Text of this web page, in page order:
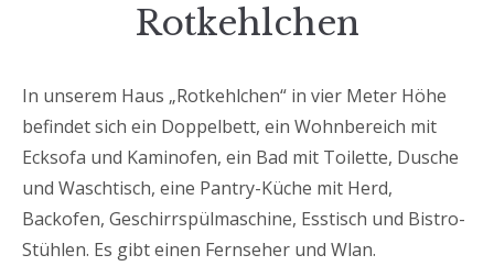
Rotkehlchen
In unserem Haus „Rotkehlchen“ in vier Meter Höhe
befindet sich ein Doppelbett, ein Wohnbereich mit
Ecksofa und Kaminofen, ein Bad mit Toilette, Dusche
und Waschtisch, eine Pantry-Küche mit Herd,
Backofen, Geschirrspülmaschine, Esstisch und Bistro-
Stühlen. Es gibt einen Fernseher und Wlan.